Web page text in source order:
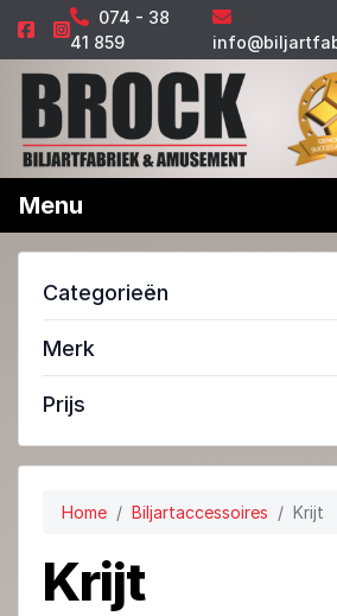
074 - 38
41 859
Menu
Categorieën
Merk
Prijs
Home Biljartaccessoires Krijt
Krijt